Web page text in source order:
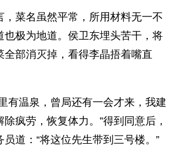
菜名虽然平常，所用材料无一不
也极为地道。侯卫东埋头苦干，将
全部消灭掉，看得李晶捂着嘴直
温泉，曾局还有一会才来，我建
疯劳，恢复体力。”得到同意后，
道：“将这位先生带到三号楼。”